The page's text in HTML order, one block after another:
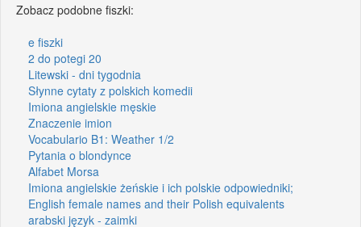
Zobacz podobne fiszki:
e fiszki
2 do potegi 20
Litewski - dni tygodnia
Słynne cytaty z polskich komedii
Imiona angielskie męskie
Znaczenie imion
Vocabulario B1: Weather 1/2
Pytania o blondynce
Alfabet Morsa
Imiona angielskie żeńskie i ich polskie odpowiedniki;
English female names and their Polish equivalents
arabski język - zaimki